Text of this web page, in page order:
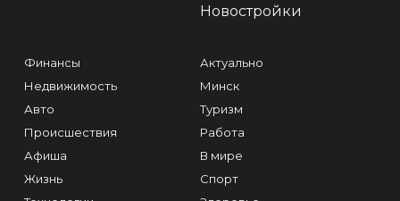
Новостройки
Финансы
Недвижимость
Авто
Происшествия
Афиша
Жизнь
Актуально
Минск
Туризм
Работа
В мире
Спорт